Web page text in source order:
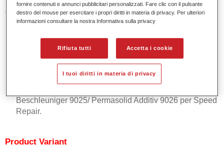
Caratteristiche del prodotto
Applicazione ottimale anche in condizioni non favorevoli
temperature.
Applicazione flessibile e produttiva.
Essiccazione rapida.
Lucidabile dopo poco tempo.
Beschleuniger 9025/ Permasolid Additiv 9026 per Speed
Repair.
Product Variant
fornire contenuti e annunci pubblicitari personalizzati. Fare clic con il pulsante
destro del mouse per esercitare i propri diritti in materia di privacy. Per ulteriori
informazioni consultare la nostra Informativa sulla privacy
Rifiuta tutti Accetta i cookie
I tuoi diritti in materia di privacy